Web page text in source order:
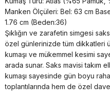
Manken Ölçüleri: Bel: 63 cm
1.76 cm (Beden:36)
Şıklığın ve zarafetin simgesi
özel günlerinizde tüm dikkatleri
kumaşı ve mükemmel kesimi
arada sunar. Saks mavisi takım
kumaşı sayesinde gün boyu
toplantılarında hem de özel